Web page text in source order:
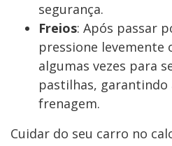
segurança.
Freios: Após passar
pressione levemente
algumas vezes para
pastilhas, garantindo
frenagem.
Cuidar do seu carro no